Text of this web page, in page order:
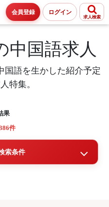
会員登録 ログイン
求人検索
中国語求人
国語を生かした紹介予定
特集。
果
件
索条件